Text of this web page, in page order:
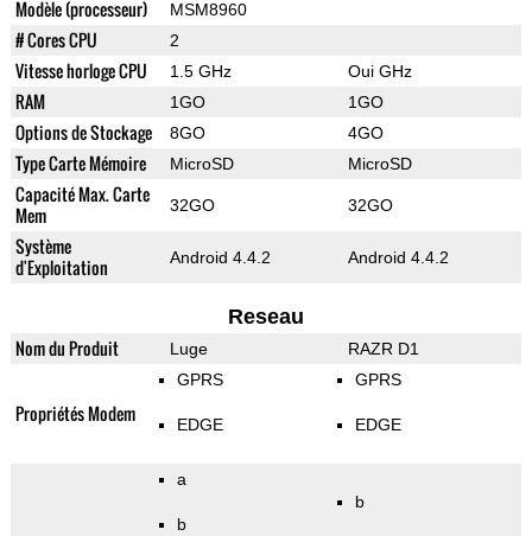
Modèle (processeur) MSM8960
# Cores CPU 2
Vitesse horloge CPU 1.5 GHz Oui GHz
RAM 1GO 1GO
Options de Stockage 8GO 4GO
Type Carte Mémoire MicroSD MicroSD
Capacité Max. Carte
Mem
32GO 32GO
Système
d'Exploitation
Android 4.4.2 Android 4.4.2
Reseau
Nom du Produit Luge RAZR D1
Propriétés Modem
GPRS
EDGE
GPRS
EDGE
a
b
b